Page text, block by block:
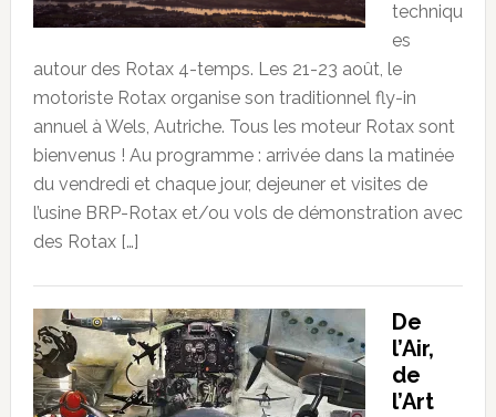
techniqu
es
autour des Rotax 4-temps. Les 21-23 août, le
motoriste Rotax organise son traditionnel fly-in
annuel à Wels, Autriche. Tous les moteur Rotax sont
bienvenus ! Au programme : arrivée dans la matinée
du vendredi et chaque jour, dejeuner et visites de
l’usine BRP-Rotax et/ou vols de démonstration avec
des Rotax […]
De
l’Air,
de
l’Art